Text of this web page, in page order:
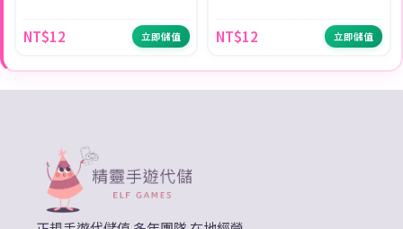
NT$12 立即儲值 NT$12 立即儲值